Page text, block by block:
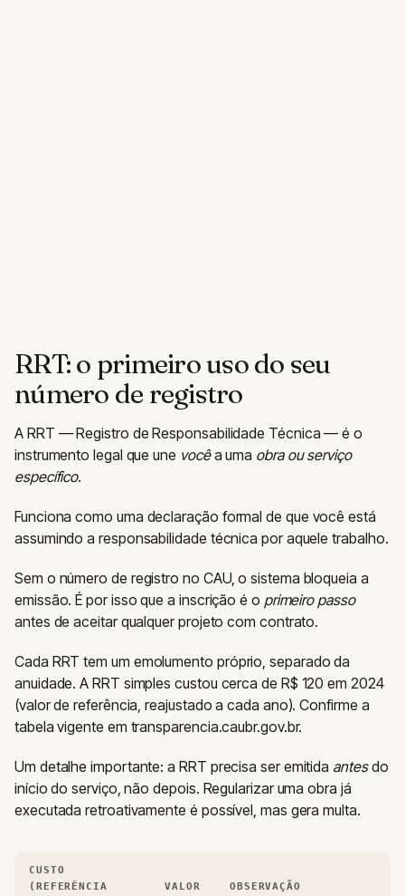
RRT: o primeiro uso do seu
número de registro
A RRT — Registro de Responsabilidade Técnica — é o
instrumento legal que une vocêa uma obra ou serviço
específico.
Funciona como uma declaração formal de que você está
assumindo a responsabilidade técnica por aquele trabalho.
Sem o número de registro no CAU, o sistema bloqueia a
emissão. É por isso que a inscrição é o primeiro passo
antes de aceitar qualquer projeto com contrato.
Cada RRT tem um emolumento próprio, separado da
anuidade. A RRT simples custou cerca de R$ 120 em 2024
(valor de referência, reajustado a cada ano). Confirme a
tabela vigente em transparencia.caubr.gov.br.
Um detalhe importante: a RRT precisa ser emitida antesdo
início do serviço, não depois. Regularizar uma obra já
executada retroativamente é possível, mas gera multa.
CUSTO
(REFERÊNCIA
VALOR OBSERVAÇÃO